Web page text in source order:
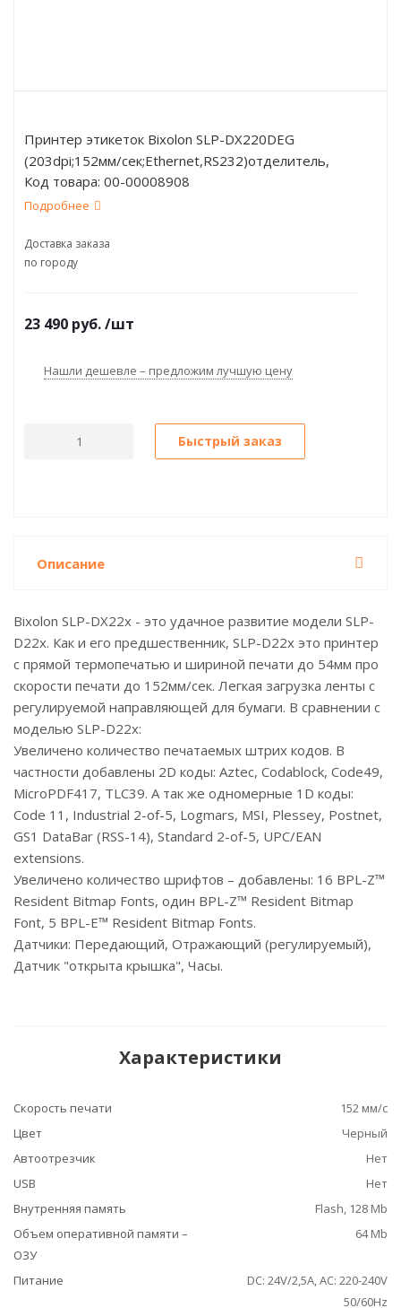
Принтер этикеток Bixolon SLP-DX220DEG
(203dpi;152мм/сек;Ethernet,RS232)отделитель,
часы,черный
Код товара: 00-00008908
Подробнее
Доставка заказа
по городу
23 490 руб./шт
Нашли дешевле – предложим лучшую цену
Быстрый заказ
Описание
Bixolon SLP-DX22x - это удачное развитие модели SLP-
D22x. Как и его предшественник, SLP-D22x это принтер
с прямой термопечатью и шириной печати до 54мм про
скорости печати до 152мм/сек. Легкая загрузка ленты с
регулируемой направляющей для бумаги. В сравнении с
моделью SLP-D22x:
Увеличено количество печатаемых штрих кодов. В
частности добавлены 2D коды: Aztec, Codablock, Code49,
MicroPDF417, TLC39. А так же одномерные 1D коды:
Code 11, Industrial 2-of-5, Logmars, MSI, Plessey, Postnet,
GS1 DataBar (RSS-14), Standard 2-of-5, UPC/EAN
extensions.
Увеличено количество шрифтов – добавлены: 16 BPL-Z™
Resident Bitmap Fonts, один BPL-Z™ Resident Bitmap
Font, 5 BPL-E™ Resident Bitmap Fonts.
Датчики: Передающий, Отражающий (регулируемый),
Датчик "открыта крышка", Часы.
Характеристики
Скорость печати
152 мм/с
Цвет
Черный
Автоотрезчик
Нет
USB
Нет
Внутренняя память
Flash, 128 Mb
Объем оперативной памяти –
ОЗУ
64 Mb
Питание
DC: 24V/2,5A, АС: 220-240V
50/60Hz